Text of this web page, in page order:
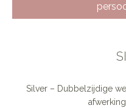
Silver – Dubbelzijdige
afwerking